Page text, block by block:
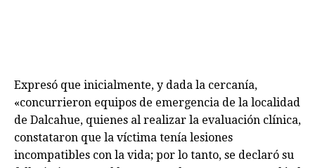
Expresó que inicialmente, y dada la cercanía,
«concurrieron equipos de emergencia de la localidad
de Dalcahue, quienes al realizar la evaluación clínica,
constataron que la víctima tenía lesiones
incompatibles con la vida; por lo tanto, se declaró su